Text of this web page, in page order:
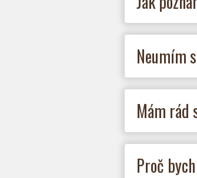
Neumím
Mám rád
Proč